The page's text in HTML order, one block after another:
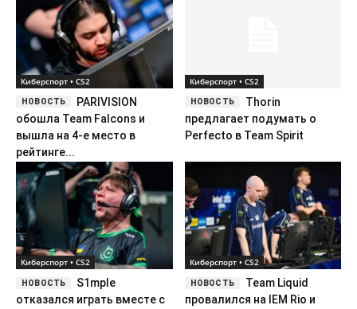
Киберспорт • CS2
PARIVISION
обошла Team Falcons и
вышла на 4-е место в
рейтинге...
Киберспорт • CS2
Thorin
предлагает подумать о
Perfecto в Team Spirit
Киберспорт • CS2
S1mple
отказался играть вместе с
Киберспорт • CS2
Team Liquid
провалился на IEM Rio и